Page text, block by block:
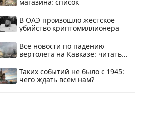
магазина: список
В ОАЭ произошло жестокое
убийство криптомиллионера
Все новости по падению
вертолета на Кавказе: читать
Таких событий не было с 1945:
чего ждать всем нам?